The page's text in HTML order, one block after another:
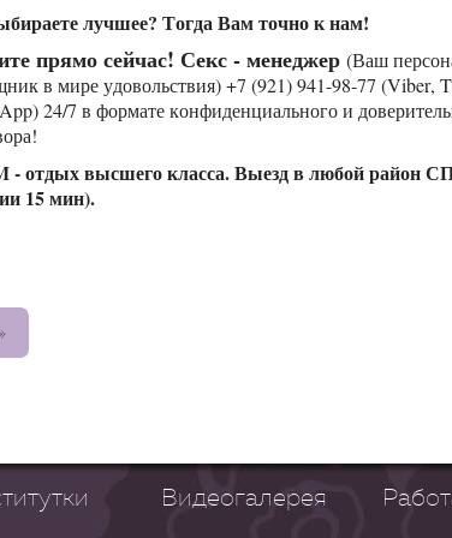
лучшее? Тогда Вам точно к нам!
прямо сейчас! Секс - менеджер (Ваш
в мире удовольствия) +7 (921) 941-98-77 (Viber,
24/7 в формате конфиденциального и
- отдых высшего класса. Выезд в любой район
15 мин).
Видеогалерея